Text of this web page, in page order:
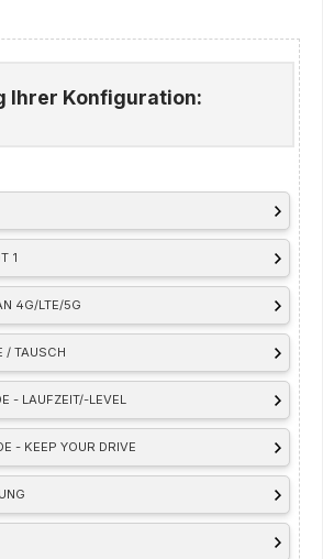
1
4G/LTE/5G
/ TAUSCH
- LAUFZEIT/-LEVEL
- KEEP YOUR DRIVE
Ihrer Konfiguration: